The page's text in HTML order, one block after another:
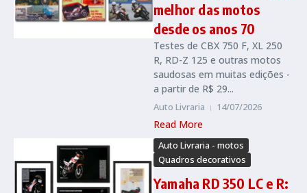
melhor das motos
desde os anos 70
Testes de CBX 750 F, XL 250
R, RD-Z 125 e outras motos
saudosas em muitas edições -
a partir de R$ 29...
Auto Livraria 14/07/2026
Read More
Auto Livraria - motos
Quadros decorativos
Yamaha RD 350 LC e R: